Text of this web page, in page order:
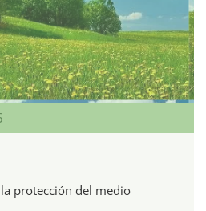
protección del medio